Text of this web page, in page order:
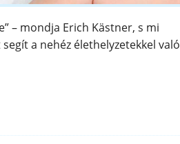
– mondja Erich Kästner, s mi
segít a nehéz élethelyzetekkel való